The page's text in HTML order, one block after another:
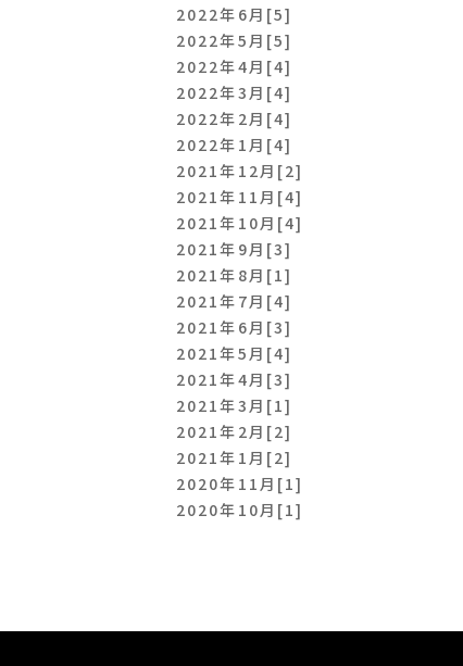
2022年6月[5]
2022年5月[5]
2022年4月[4]
2022年3月[4]
2022年2月[4]
2022年1月[4]
2021年12月[2]
2021年11月[4]
2021年10月[4]
2021年9月[3]
2021年8月[1]
2021年7月[4]
2021年6月[3]
2021年5月[4]
2021年4月[3]
2021年3月[1]
2021年2月[2]
2021年1月[2]
2020年11月[1]
2020年10月[1]